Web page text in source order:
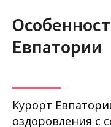
Евпатории
Курорт
оздоровления с